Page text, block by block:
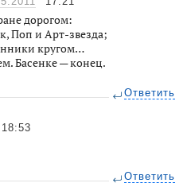
дорогом:
Поп и Арт-звезда;
кругом…
Басенке — конец.
Ответить
18:53
Ответить